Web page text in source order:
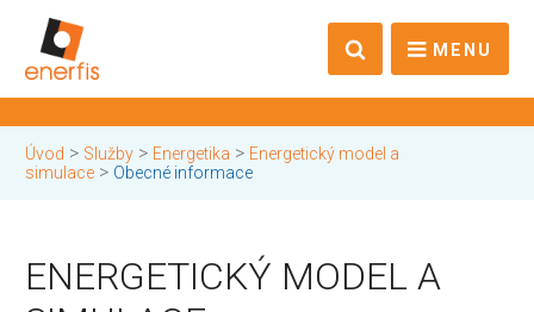
MENU
Úvod > Služby > Energetika > Energetický model a
simulace > Obecné informace
ENERGETICKÝ MODEL A